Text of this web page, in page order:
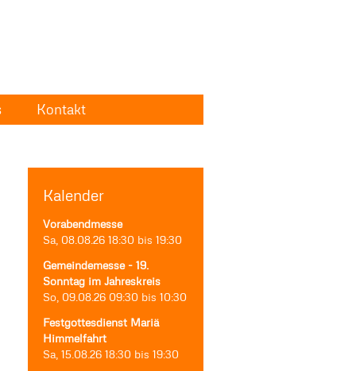
Kontakt
Kalender
Vorabendmesse
Sa, 08.08.26 18:30 bis 19:30
Gemeindemesse - 19.
Sonntag im Jahreskreis
So, 09.08.26 09:30 bis 10:30
Festgottesdienst Mariä
Himmelfahrt
Sa, 15.08.26 18:30 bis 19:30